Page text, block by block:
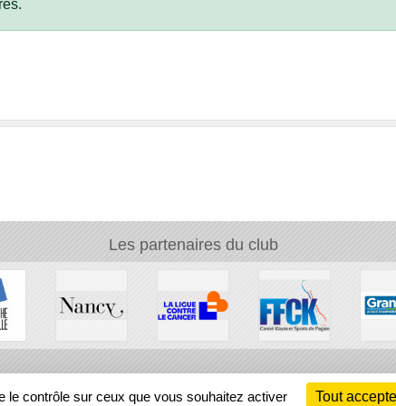
Les partenaires du club
le contrôle sur ceux que vous souhaitez activer Tout